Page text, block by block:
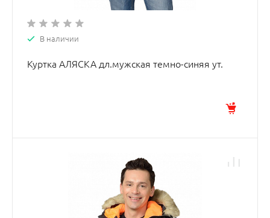
В наличии
Куртка АЛЯСКА дл.мужская темно-синяя ут.